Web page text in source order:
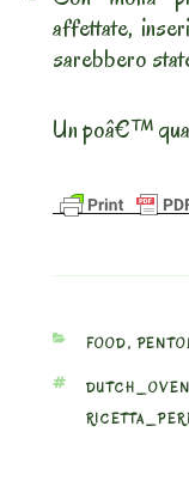
affettate,
sarebbero
Un poâ€™
CATEGORIES
FOOD,
TAGS
DUTCH_OVEN